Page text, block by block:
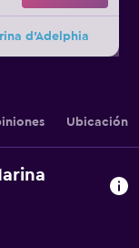
d'Adelphia
Ubicación